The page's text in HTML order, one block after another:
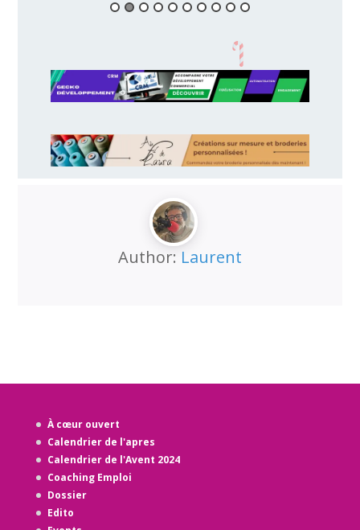
Author: Laurent
À cœur ouvert
Calendrier de l'apres
Calendrier de l'Avent 2024
Coaching Emploi
Dossier
Edito